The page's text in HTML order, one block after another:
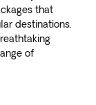
that
destinations.
of